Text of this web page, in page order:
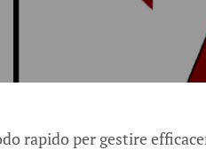
rapido per gestire